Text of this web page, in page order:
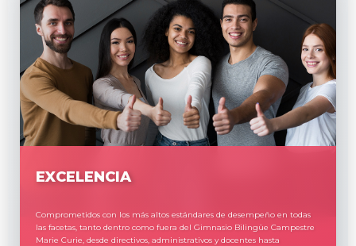
EXCELENCIA
Comprometidos con los más altos estándares de desempeño en todas
las facetas, tanto dentro como fuera del Gimnasio Bilingüe Campestre
Marie Curie, desde directivos, administrativos y docentes hasta